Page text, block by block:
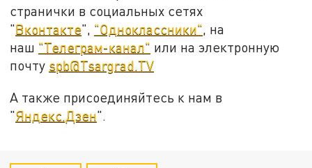
странички в социальных сетях
"Вконтакте", "Одноклассники", на
наш "Телеграм-канал" или на электронную
почту spb@Tsargrad.TV
А также присоединяйтесь к нам в
"Яндекс.Дзен".